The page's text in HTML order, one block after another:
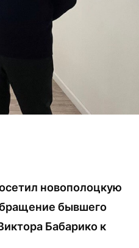
новополоцкую
бывшего
Бабарико к